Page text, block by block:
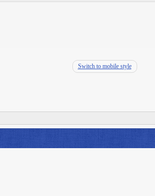
Switch to mobile style